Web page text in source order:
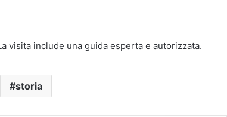
visita include una guida esperta e autorizzata.
storia